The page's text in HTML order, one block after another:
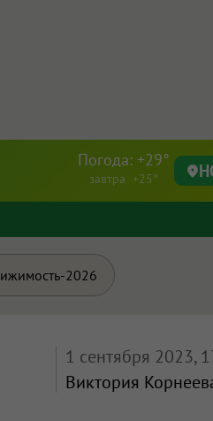
Погода: +29°
завтра +25°
2026
1 сентября 2023,
Виктория